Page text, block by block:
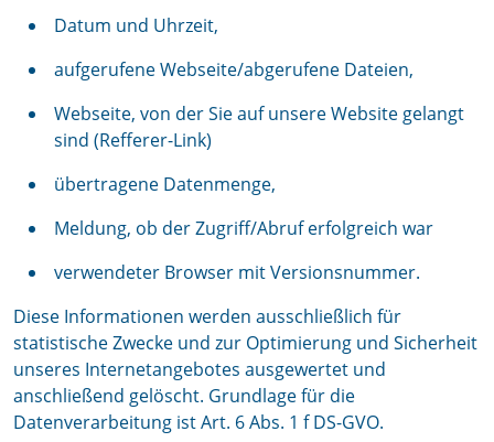
Datum und Uhrzeit,
aufgerufene Webseite/abgerufene Dateien,
Webseite, von der Sie auf unsere Website gelangt
sind (Refferer-Link)
übertragene Datenmenge,
Meldung, ob der Zugriff/Abruf erfolgreich war
verwendeter Browser mit Versionsnummer.
Diese Informationen werden ausschließlich für
statistische Zwecke und zur Optimierung und Sicherheit
unseres Internetangebotes ausgewertet und
anschließend gelöscht. Grundlage für die
Datenverarbeitung ist Art. 6 Abs. 1 f DS-GVO.